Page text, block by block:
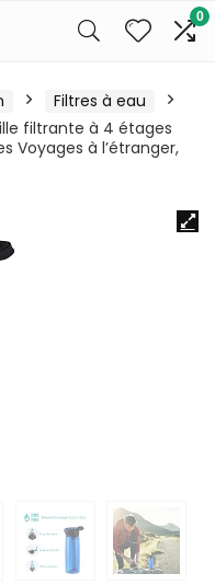
0
Filtres à eau
filtrante à 4 étages
Voyages à l’étranger,